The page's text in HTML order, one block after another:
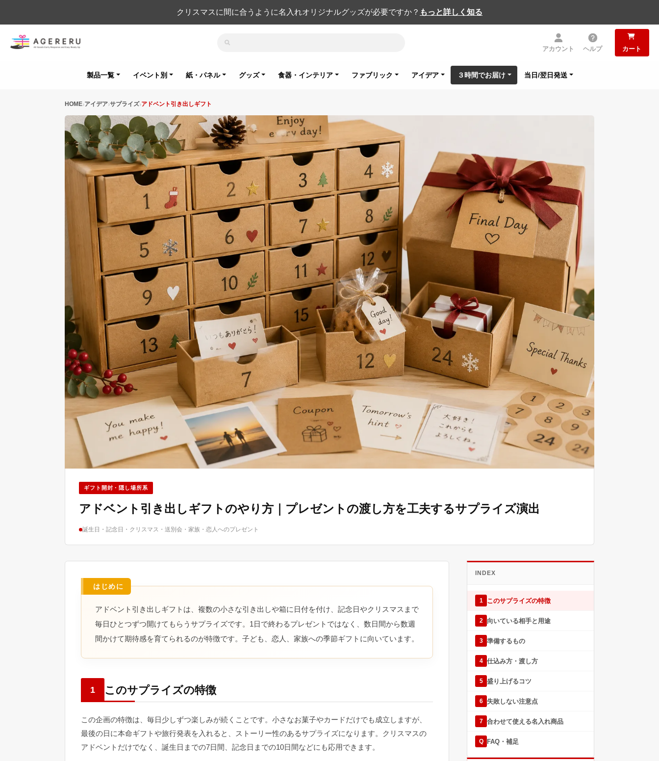
クリスマスに間に合うように名入れオリジナルグッズが必要ですか？ もっと詳しく知る
アカウント ヘルプ カート
製品一覧 イベント別 紙・パネル グッズ 食器・インテリア ファブリック アイデア ３時間でお届け 当日/翌日発送
HOME アイデア サプライズ アドベント引き出しギフト
ギフト開封・隠し場所系
アドベント引き出しギフトのやり方｜プレゼントの渡し方を工夫するサプライズ演出
誕生日・記念日・クリスマス・送別会・家族・恋人へのプレゼント
アドベント引き出しギフトは、複数の小さな引き出しや箱に日付を付け、記念日やクリスマスまで
毎日ひとつずつ開けてもらうサプライズです。1日で終わるプレゼントではなく、数日間から数週
間かけて期待感を育てられるのが特徴です。子ども、恋人、家族への季節ギフトに向いています。
1 このサプライズの特徴
この企画の特徴は、毎日少しずつ楽しみが続くことです。小さなお菓子やカードだけでも成立しますが、
最後の日に本命ギフトや旅行発表を入れると、ストーリー性のあるサプライズになります。クリスマスの
アドベントだけでなく、誕生日までの7日間、記念日までの10日間などにも応用できます。
INDEX
1 このサプライズの特徴
2 向いている相手と用途
3 準備するもの
4 仕込み方・渡し方
5 盛り上げるコツ
6 失敗しない注意点
7 合わせて使える名入れ商品
Q FAQ・補足